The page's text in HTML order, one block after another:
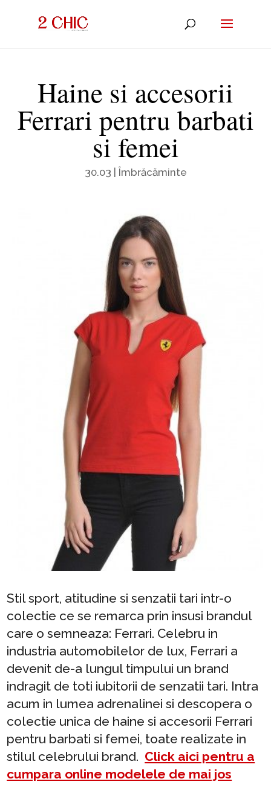
Haine si accesorii
Ferrari pentru barbati
si femei
30.03 Îmbrăcăminte
Stil sport, atitudine si senzatii tari intr-o
colectie ce se remarca prin insusi brandul
care o semneaza: Ferrari. Celebru in
industria automobilelor de lux, Ferrari a
devenit de-a lungul timpului un brand
indragit de toti iubitorii de senzatii tari. Intra
acum in lumea adrenalinei si descopera o
colectie unica de haine si accesorii Ferrari
pentru barbati si femei, toate realizate in
stilul celebrului brand. Click aici pentru a
cumpara online modelele de mai jos